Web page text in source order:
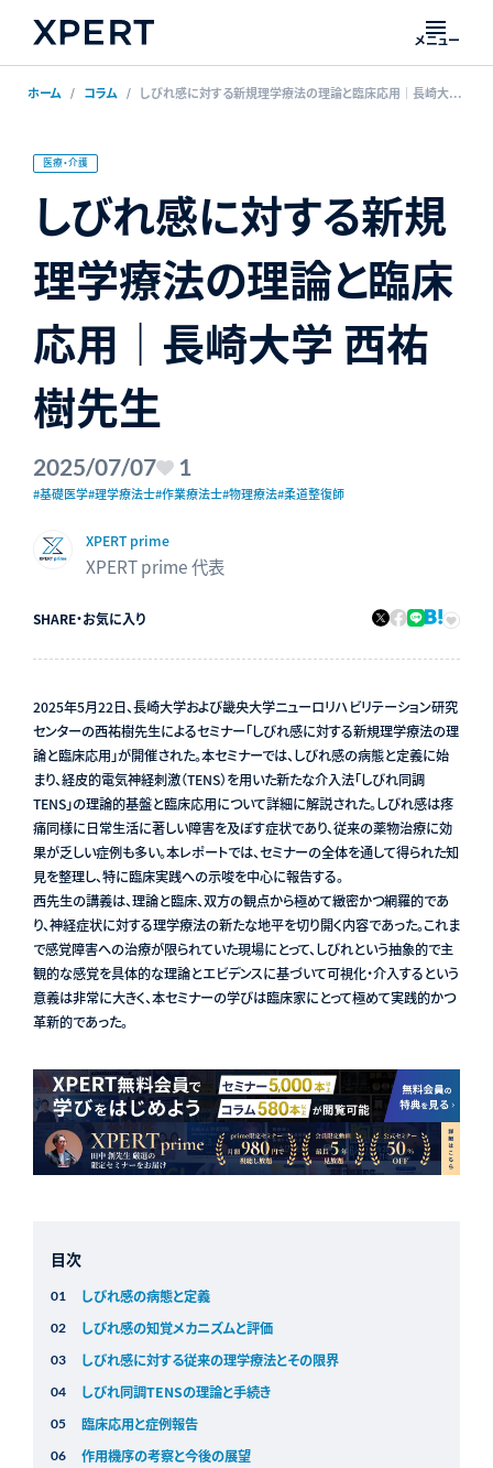
メニュー
ホーム コラム しびれ感に対する新規理学療法の理論と臨床応用｜長崎大学 西祐樹先生
医療・介護
しびれ感に対する新規
理学療法の理論と臨床
応用｜長崎大学 西祐
樹先生
2025/07/07 1
#基礎医学#理学療法士#作業療法士#物理療法#柔道整復師
XPERT prime
XPERT prime 代表
SHARE・お気に入り
2025年5月22日、長崎大学および畿央大学ニューロリハビリテーション研究
センターの西祐樹先生によるセミナー「しびれ感に対する新規理学療法の理
論と臨床応用」が開催された。本セミナーでは、しびれ感の病態と定義に始
まり、経皮的電気神経刺激（TENS）を用いた新たな介入法「しびれ同調
TENS」の理論的基盤と臨床応用について詳細に解説された。しびれ感は疼
痛同様に日常生活に著しい障害を及ぼす症状であり、従来の薬物治療に効
果が乏しい症例も多い。本レポートでは、セミナーの全体を通して得られた知
見を整理し、特に臨床実践への示唆を中心に報告する。
西先生の講義は、理論と臨床、双方の観点から極めて緻密かつ網羅的であ
り、神経症状に対する理学療法の新たな地平を切り開く内容であった。これま
で感覚障害への治療が限られていた現場にとって、しびれという抽象的で主
観的な感覚を具体的な理論とエビデンスに基づいて可視化・介入するという
意義は非常に大きく、本セミナーの学びは臨床家にとって極めて実践的かつ
革新的であった。
目次
しびれ感の病態と定義
しびれ感の知覚メカニズムと評価
しびれ感に対する従来の理学療法とその限界
しびれ同調TENSの理論と手続き
臨床応用と症例報告
作用機序の考察と今後の展望